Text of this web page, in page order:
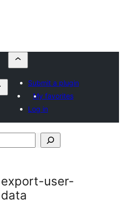
Submit a plugin
My favorites
Log in
export-user-
data